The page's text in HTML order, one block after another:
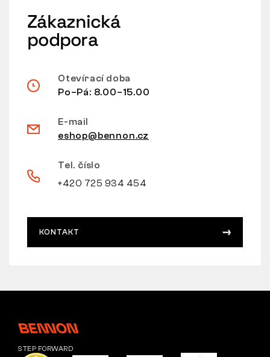
Zákaznická
podpora
Otevírací doba
Po–Pá: 8.00–15.00
E-mail
eshop@bennon.cz
Tel. číslo
+420 725 934 454
KONTAKT
STEP FORWARD